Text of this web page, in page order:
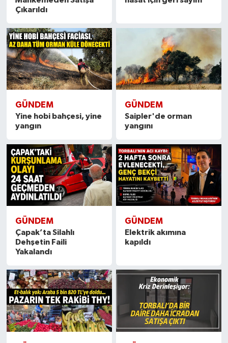
Çıkarıldı
GÜNDEM
Yine hobi bahçesi, yine
yangın
GÜNDEM
Saipler'de orman
yangını
GÜNDEM
Çapak’ta Silahlı
Dehşetin Faili
Yakalandı
GÜNDEM
Elektrik akımına
kapıldı